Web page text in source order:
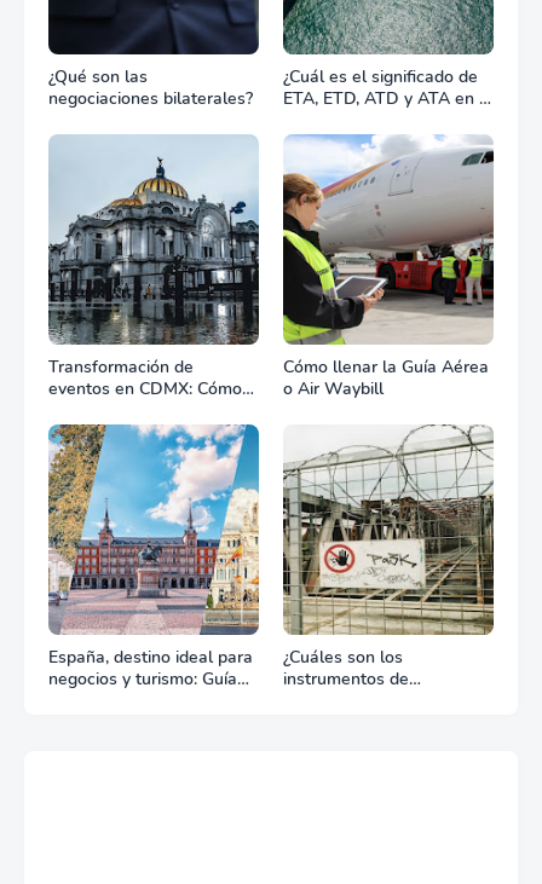
¿Qué son las
negociaciones bilaterales?
¿Cuál es el significado de
ETA, ETD, ATD y ATA en el
Transformación de
eventos en CDMX: Cómo
equipos define el éxito de
tu celebración
Cómo llenar la Guía Aérea
o Air Waybill
España, destino ideal para
negocios y turismo: Guía
¿Cuáles son los
instrumentos de